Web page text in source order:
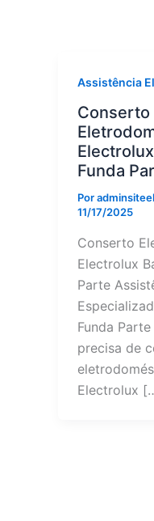
Assistência
Conserto
Funda
Por
11/17/2025
Conserto
Electrolux
Parte
Funda
precisa de
Electrolux